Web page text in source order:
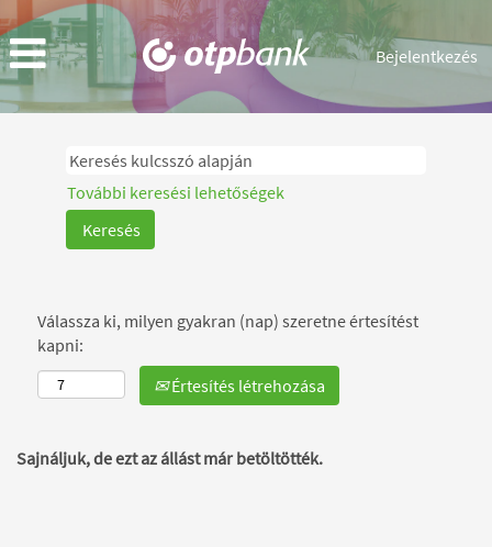
Bejelentkezés
További keresési lehetőségek
Válassza ki, milyen gyakran (nap) szeretne értesítést
kapni:
Értesítés létrehozása
Sajnáljuk, de ezt az állást már betöltötték.